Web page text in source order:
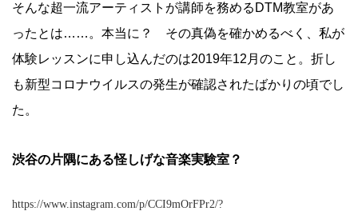
そんな超一流アーティストが講師を務めるDTM教室があ
ったとは……。本当に？ その真偽を確かめるべく、私が
体験レッスンに申し込んだのは2019年12月のこと。折し
も新型コロナウイルスの発生が確認されたばかりの頃でし
た。
渋谷の片隅にある怪しげな音楽実験室？
https://www.instagram.com/p/CCI9mOrFPr2/?